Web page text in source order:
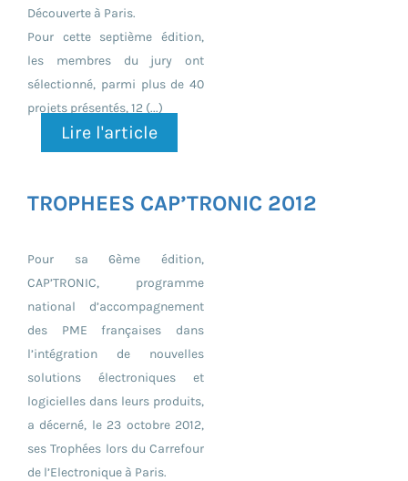
Découverte à Paris.
Pour cette septième édition,
les membres du jury ont
sélectionné, parmi plus de 40
projets présentés, 12 (...)
Lire l'article
TROPHEES CAP’TRONIC 2012
Pour sa 6ème édition,
CAP’TRONIC, programme
national d’accompagnement
des PME françaises dans
l’intégration de nouvelles
solutions électroniques et
logicielles dans leurs produits,
a décerné, le 23 octobre 2012,
ses Trophées lors du Carrefour
de l’Electronique à Paris.